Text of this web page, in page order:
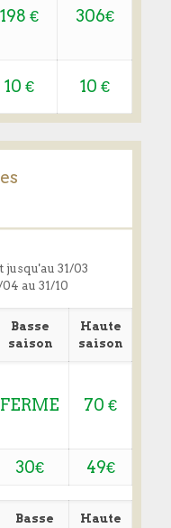
198 € 306€
10 € 10 €
jusqu'au 31/03
au 31/10
Basse
saison
Haute
saison
FERME 70 €
30€ 49€
Basse
Haute